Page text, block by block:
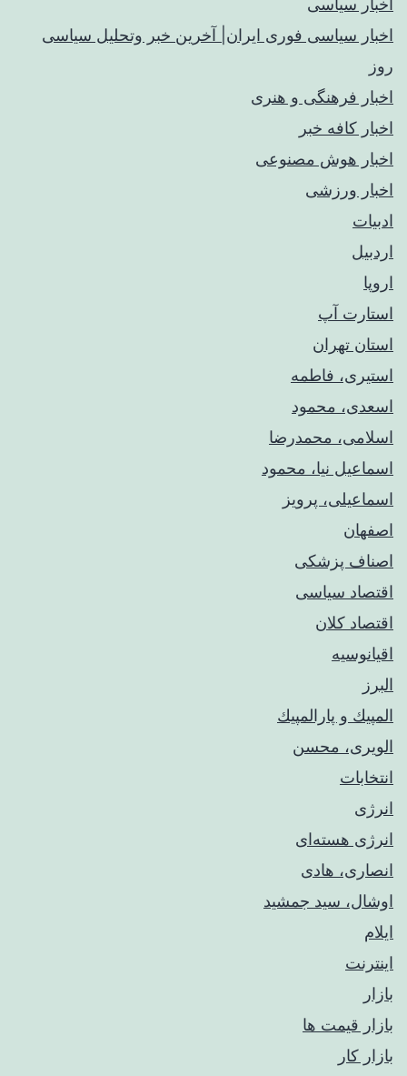
اخبار سیاسی
اخبار سیاسی فوری ایران| آخرین خبر وتحلیل سیاسی
روز
اخبار فرهنگی و هنری
اخبار کافه خبر
اخبار هوش مصنوعی
اخبار ورزشی
ادبیات
اردبیل
اروپا
استارت آپ
استان تهران
استیری، فاطمه
اسعدی، محمود
اسلامی، محمدرضا
اسماعیل نیا، محمود
اسماعیلی، پرویز
اصفهان
اصناف پزشکی
اقتصاد سیاسی
اقتصاد کلان
اقیانوسیه
البرز
المپيك و پارالمپيك
الویری، محسن
انتخابات
انرژی
انرژی هسته‌ای
انصاری، هادی
اوشال، سید جمشید
ایلام
اینترنت
بازار
بازار قیمت ها
بازار کار